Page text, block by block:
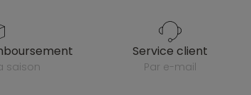
saison
service client
par e-mail